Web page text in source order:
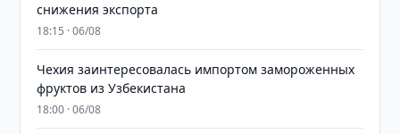
снижения экспорта
18:15 · 06/08
Чехия заинтересовалась импортом замороженных
фруктов из Узбекистана
18:00 · 06/08